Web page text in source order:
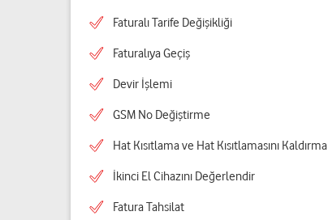
Faturalı Tarife Değişikliği
Faturalıya Geçiş
Devir İşlemi
GSM No Değiştirme
Hat Kısıtlama ve Hat Kısıtlamasını Kaldırma
İkinci El Cihazını Değerlendir
Fatura Tahsilat